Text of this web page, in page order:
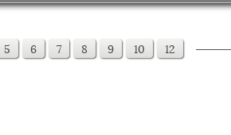
5 6 7 8 9 10 12